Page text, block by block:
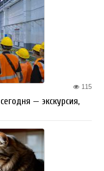
115
— экскурсия,